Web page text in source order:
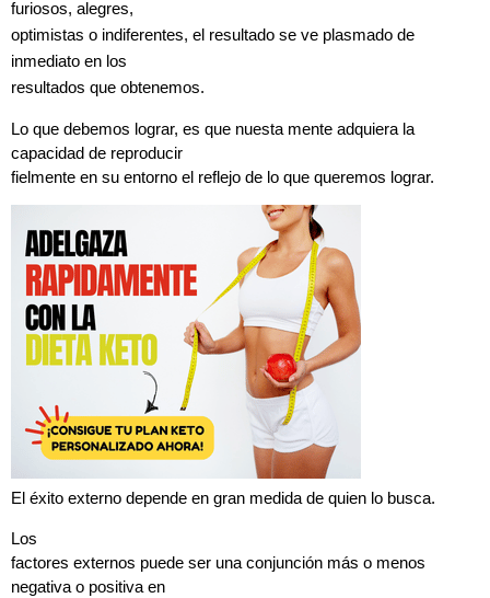
furiosos, alegres,
optimistas o indiferentes, el resultado se ve plasmado de
inmediato en los
resultados que obtenemos.
Lo que debemos lograr, es que nuesta mente adquiera la
capacidad de reproducir
fielmente en su entorno el reflejo de lo que queremos lograr.
El éxito externo depende en gran medida de quien lo busca.
Los
factores externos puede ser una conjunción más o menos
negativa o positiva en